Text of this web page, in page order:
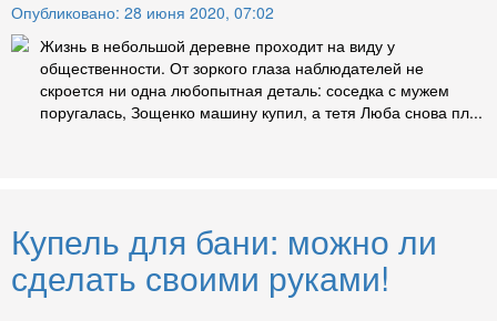
Опубликовано: 28 июня 2020, 07:02
Жизнь в небольшой деревне проходит на виду у
общественности. От зоркого глаза наблюдателей не
скроется ни одна любопытная деталь: соседка с мужем
поругалась, Зощенко машину купил, а тетя Люба снова пл...
Купель для бани: можно ли
сделать своими руками!